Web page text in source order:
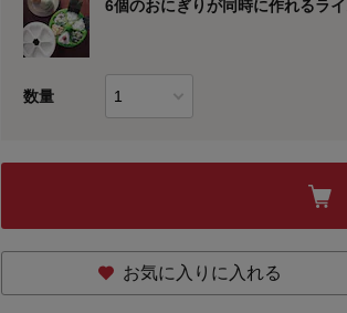
6個のおにぎりが同時に作れるラ
数量
お気に入りに入れる